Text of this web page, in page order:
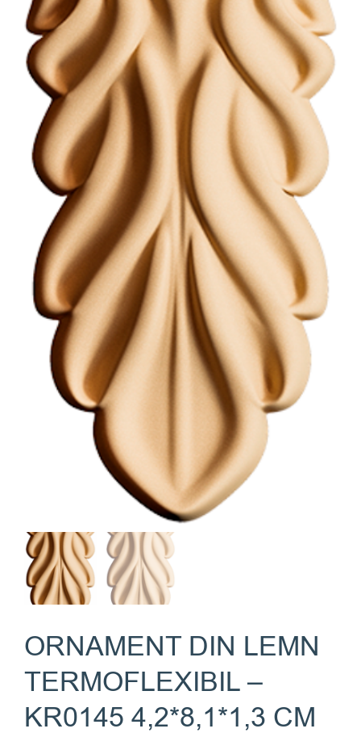
ORNAMENT DIN LEMN
TERMOFLEXIBIL –
KR0145 4,2*8,1*1,3 CM